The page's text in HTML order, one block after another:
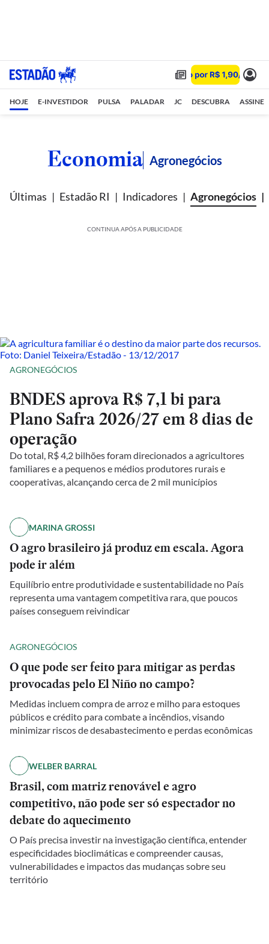
HOJE E-INVESTIDOR PULSA PALADAR JC DESCUBRA ASSINE
Economia Agronegócios
Últimas Estadão RI Indicadores Agronegócios
CONTINUA APÓS A PUBLICIDADE
AGRONEGÓCIOS
BNDES aprova R$ 7,1 bi para
Plano Safra 2026/27 em 8 dias de
operação
Do total, R$ 4,2 bilhões foram direcionados a agricultores
familiares e a pequenos e médios produtores rurais e
cooperativas, alcançando cerca de 2 mil municípios
MARINA GROSSI
O agro brasileiro já produz em escala. Agora
pode ir além
Equilíbrio entre produtividade e sustentabilidade no País
representa uma vantagem competitiva rara, que poucos
países conseguem reivindicar
AGRONEGÓCIOS
O que pode ser feito para mitigar as perdas
provocadas pelo El Niño no campo?
Medidas incluem compra de arroz e milho para estoques
públicos e crédito para combate a incêndios, visando
minimizar riscos de desabastecimento e perdas econômicas
WELBER BARRAL
Brasil, com matriz renovável e agro
competitivo, não pode ser só espectador no
debate do aquecimento
O País precisa investir na investigação científica, entender
especificidades bioclimáticas e compreender causas,
vulnerabilidades e impactos das mudanças sobre seu
território